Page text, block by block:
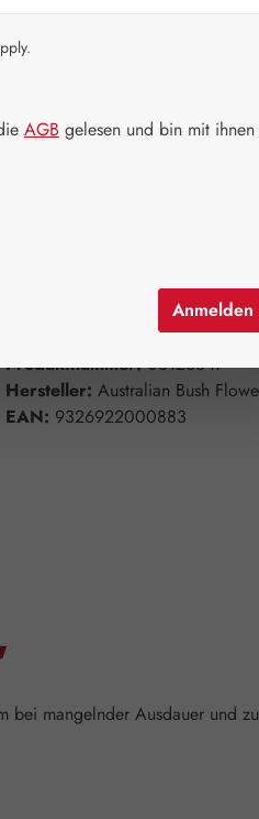
Artikel auf Lager.
In
Zum Merkzettel hinzufügen
Produktnummer:06126647
Hersteller: Australian Bush
EAN: 9326922000883
mangelnder Ausdauer und
AGB gelesen und bin mit ihnen
Anmelden